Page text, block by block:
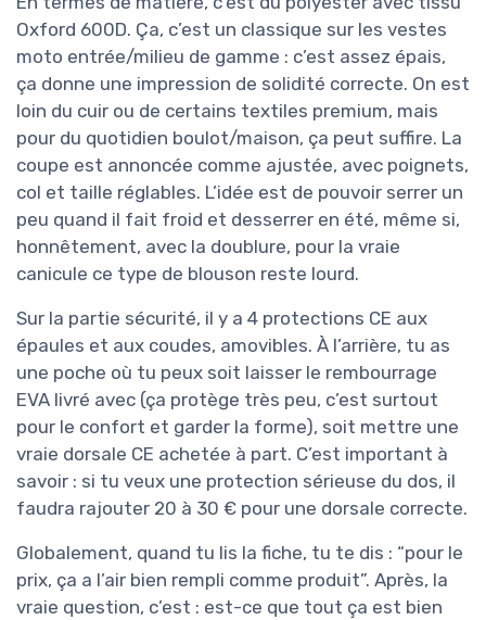
Oxford 600D. Ça, c’est un classique sur les vestes
moto entrée/milieu de gamme : c’est assez épais,
ça donne une impression de solidité correcte. On est
loin du cuir ou de certains textiles premium, mais
pour du quotidien boulot/maison, ça peut suffire. La
coupe est annoncée comme ajustée, avec poignets,
col et taille réglables. L’idée est de pouvoir serrer un
peu quand il fait froid et desserrer en été, même si,
honnêtement, avec la doublure, pour la vraie
canicule ce type de blouson reste lourd.
Sur la partie sécurité, il y a 4 protections CE aux
épaules et aux coudes, amovibles. À l’arrière, tu as
une poche où tu peux soit laisser le rembourrage
EVA livré avec (ça protège très peu, c’est surtout
pour le confort et garder la forme), soit mettre une
vraie dorsale CE achetée à part. C’est important à
savoir : si tu veux une protection sérieuse du dos, il
faudra rajouter 20 à 30 € pour une dorsale correcte.
Globalement, quand tu lis la fiche, tu te dis : “pour le
prix, ça a l’air bien rempli comme produit”. Après, la
vraie question, c’est : est-ce que tout ça est bien